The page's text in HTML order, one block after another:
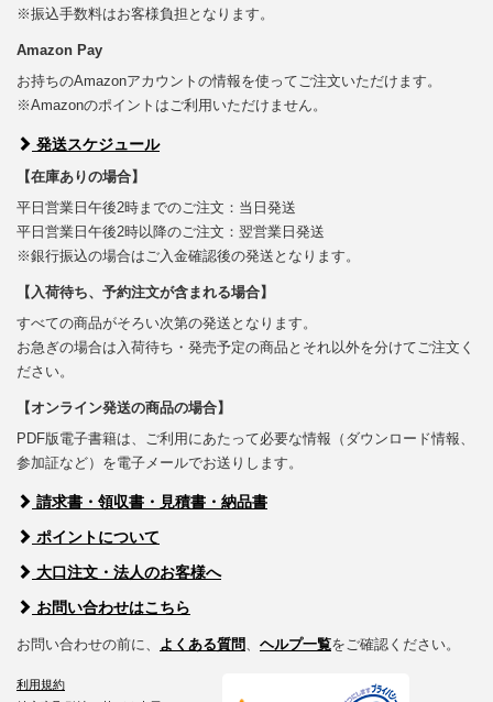
※振込手数料はお客様負担となります。
Amazon Pay
お持ちのAmazonアカウントの情報を使ってご注文いただけます。
※Amazonのポイントはご利用いただけません。
発送スケジュール
【在庫ありの場合】
平日営業日午後2時までのご注文：当日発送
平日営業日午後2時以降のご注文：翌営業日発送
※銀行振込の場合はご入金確認後の発送となります。
【入荷待ち、予約注文が含まれる場合】
すべての商品がそろい次第の発送となります。
お急ぎの場合は入荷待ち・発売予定の商品とそれ以外を分けてご注文く
ださい。
【オンライン発送の商品の場合】
PDF版電子書籍は、ご利用にあたって必要な情報（ダウンロード情報、
参加証など）を電子メールでお送りします。
請求書・領収書・見積書・納品書
ポイントについて
大口注文・法人のお客様へ
お問い合わせはこちら
お問い合わせの前に、 よくある質問、 ヘルプ一覧をご確認ください。
利用規約